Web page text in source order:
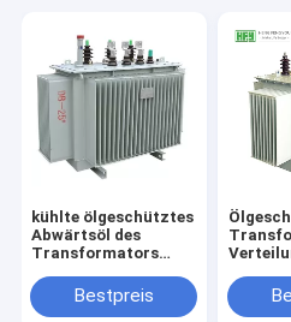
kühlte ölgeschütztes
Abwärtsöl des
Transformators
Netzverteilungstransformatoren
ab
Bestpreis
Preis